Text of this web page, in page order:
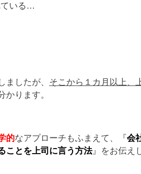
ている…
したが、 そこから１カ月以上、
ります。
的なアプローチもふまえて、『会
ことを上司に言う方法』をお伝え